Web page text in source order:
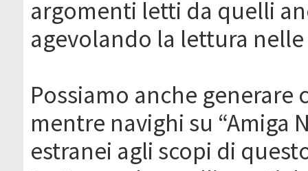
argomenti letti da quelli
agevolando la lettura
Possiamo anche
mentre navighi su “Amiga
estranei agli scopi di